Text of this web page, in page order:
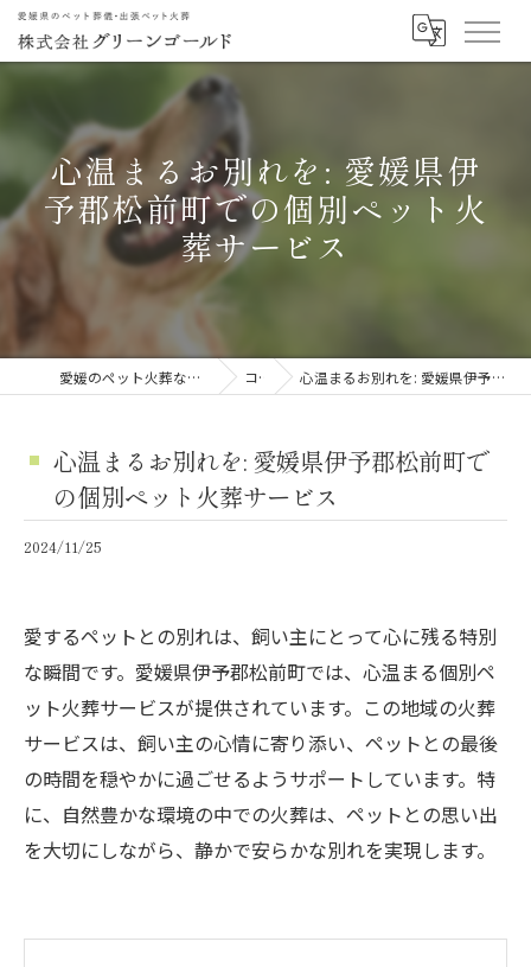
心温まるお別れを: 愛媛県伊
予郡松前町での個別ペット火
葬サービス
愛媛のペット火葬なら株式会社グリーンゴールド コラム 心温まるお別れを: 愛媛県伊予郡松前町での個別ペット火葬サービス
心温まるお別れを: 愛媛県伊予郡松前町で
の個別ペット火葬サービス
2024/11/25
愛するペットとの別れは、飼い主にとって心に残る特別
な瞬間です。愛媛県伊予郡松前町では、心温まる個別ペ
ット火葬サービスが提供されています。この地域の火葬
サービスは、飼い主の心情に寄り添い、ペットとの最後
の時間を穏やかに過ごせるようサポートしています。特
に、自然豊かな環境の中での火葬は、ペットとの思い出
を大切にしながら、静かで安らかな別れを実現します。